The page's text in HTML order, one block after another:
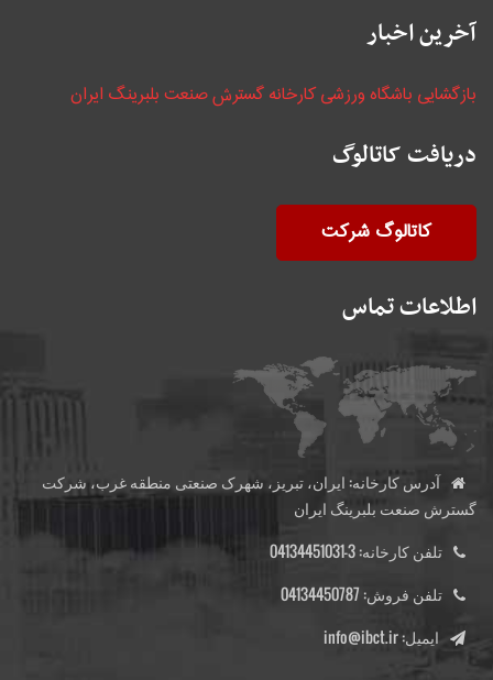
آخرین اخبار
بازگشایی باشگاه ورزشی کارخانه گسترش صنعت بلبرینگ ایران
دریافت کاتالوگ
کاتالوگ شرکت
اطلاعات تماس
آدرس کارخانه: ایران، تبریز، شهرک صنعتی منطقه غرب، شرکت
گسترش صنعت بلبرینگ ایران
تلفن کارخانه:
تلفن فروش:
ایمیل:info@ibct.ir